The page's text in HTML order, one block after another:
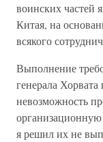
воинских частей
Китая, на
всякого
Выполнение
генерала
невозможность
я решил их не